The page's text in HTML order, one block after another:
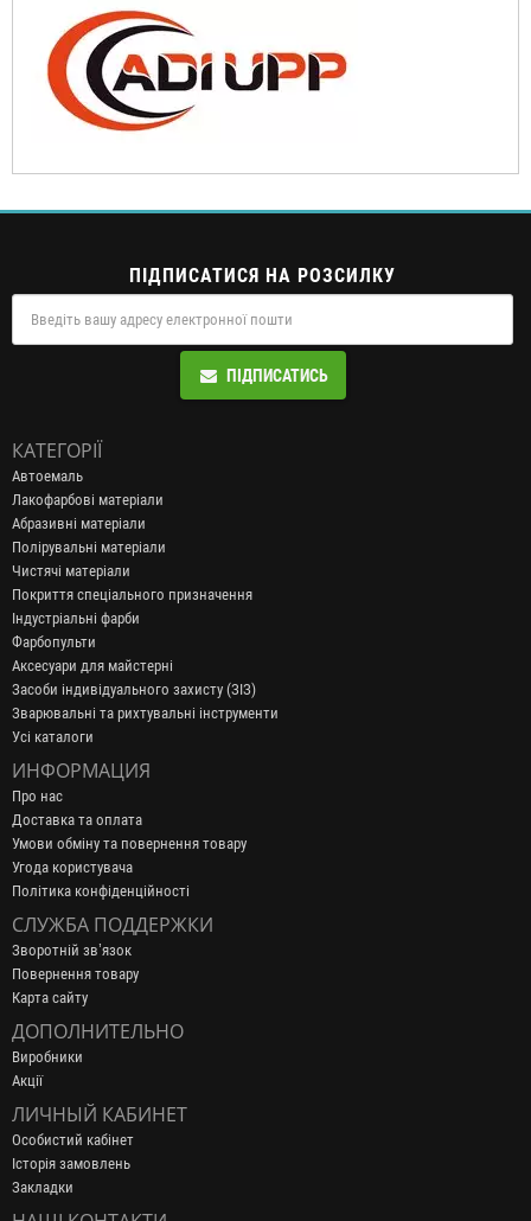
ПІДПИСАТИСЯ НА РОЗСИЛКУ
ПІДПИСАТИСЬ
КАТЕГОРІЇ
Автоемаль
Лакофарбові матеріали
Абразивні матеріали
Полірувальні матеріали
Чистячі матеріали
Покриття спеціального призначення
Індустріальні фарби
Фарбопульти
Аксесуари для майстерні
Засоби індивідуального захисту (ЗІЗ)
Зварювальні та рихтувальні інструменти
Усі каталоги
ИНФОРМАЦИЯ
Про нас
Доставка та оплата
Умови обміну та повернення товару
Угода користувача
Політика конфіденційності
СЛУЖБА ПОДДЕРЖКИ
Зворотній зв’язок
Повернення товару
Карта сайту
ДОПОЛНИТЕЛЬНО
Виробники
Акції
ЛИЧНЫЙ КАБИНЕТ
Особистий кабінет
Історія замовлень
Закладки